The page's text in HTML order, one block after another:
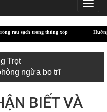
xốp Hướng dẫn trồng rau sạch
Trọt
ngừa bọ trĩ
BIẾT VÀ